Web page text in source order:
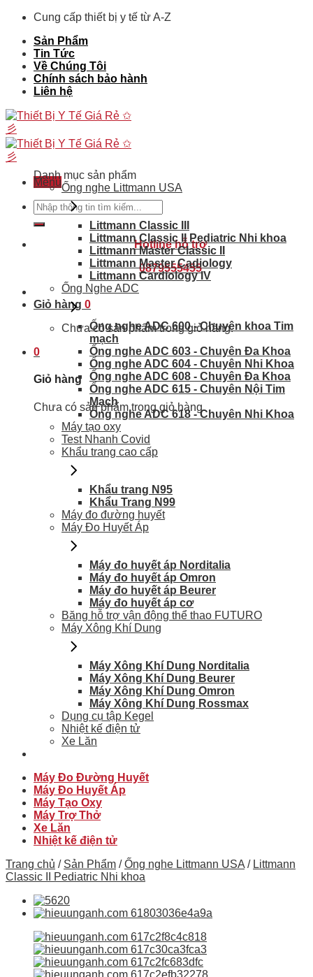
Skip
content
Cung cấp thiết bị y tế từ A-Z
Sản Phẩm
Tin Tức
Về Chúng Tôi
Chính sách bảo hành
Liên hệ
Menu
Tìm
kiếm:
Hotline hỗ trợ
0879555455
Giỏ hàng 0
Chưa có sản phẩm trong giỏ hàng.
0
Giỏ hàng
Chưa có sản phẩm trong giỏ hàng.
Danh mục sản phẩm
Ống nghe Littmann USA
Littmann Classic III
Littmann Classic II Pediatric Nhi khoa
Littmann Master Classic II
Littmann Master Cadiology
Littmann Cardiology IV
Ống Nghe ADC
Ống nghe ADC 600 - Chuyên khoa Tim
mạch
Ống nghe ADC 603 - Chuyên Đa Khoa
Ống nghe ADC 604 - Chuyên Nhi Khoa
Ống nghe ADC 608 - Chuyên Đa Khoa
Ống nghe ADC 615 - Chuyên Nội Tim
Mạch
Ống nghe ADC 618 - Chuyên Nhi Khoa
Máy tạo oxy
Test Nhanh Covid
Khẩu trang cao cấp
Khẩu trang N95
Khẩu Trang N99
Máy đo đường huyết
Máy Đo Huyết Áp
Máy đo huyết áp Norditalia
Máy đo huyết áp Omron
Máy đo huyết áp Beurer
Máy đo huyết áp cơ
Băng hỗ trợ vận động thể thao FUTURO
Máy Xông Khí Dung
Máy Xông Khí Dung Norditalia
Máy Xông Khí Dung Beurer
Máy Xông Khí Dung Omron
Máy Xông Khí Dung Rossmax
Dụng cụ tập Kegel
Nhiệt kế điện tử
Xe Lăn
Máy Đo Đường Huyết
Máy Đo Huyết Áp
Máy Tạo Oxy
Máy Trợ Thở
Xe Lăn
Nhiệt kế điện tử
Trang chủ / Sản Phẩm / Ống nghe Littmann USA / Littmann
Classic II Pediatric Nhi khoa